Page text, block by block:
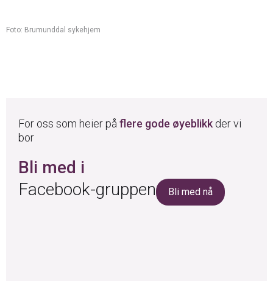
Foto: Brumunddal sykehjem
For oss som heier på flere gode øyeblikk der vi
bor
Bli med i
Facebook-gruppen
Bli med nå